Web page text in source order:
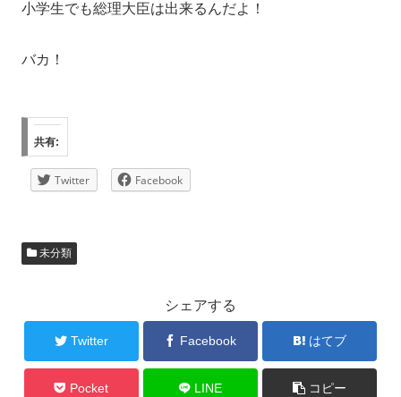
小学生でも総理大臣は出来るんだよ！
バカ！
共有:
Twitter Facebook
未分類
シェアする
Twitter Facebook はてブ
Pocket LINE コピー